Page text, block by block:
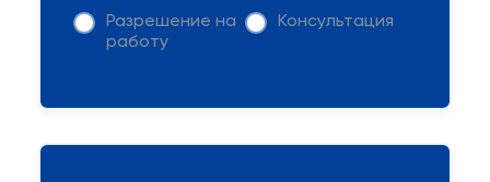
Разрешение на
работу
Консультация